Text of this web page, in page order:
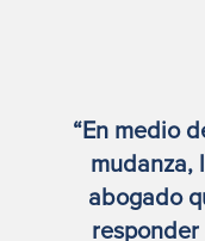
“En medio
mudanza,
abogado